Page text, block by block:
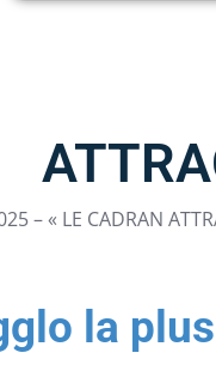
– « LE CADRAN
la